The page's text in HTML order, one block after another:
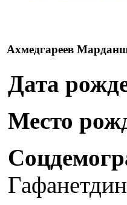
Ахмедгареев
Дата
Место